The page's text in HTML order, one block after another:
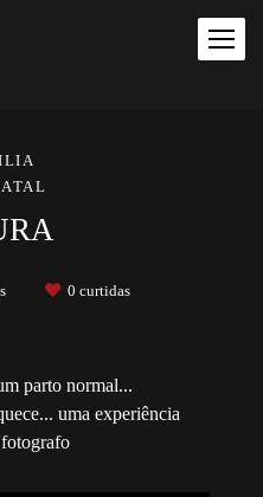
0 curtidas
parto normal...
uma experiência